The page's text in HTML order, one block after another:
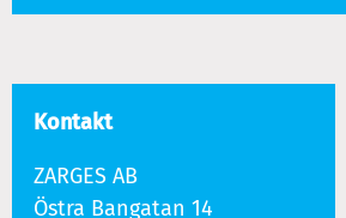
Kontakt
ZARGES AB
Östra Bangatan 14